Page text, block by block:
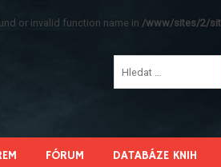
or invalid function name in /www/sites/2/
FÓRUM DATABÁZE KNIH